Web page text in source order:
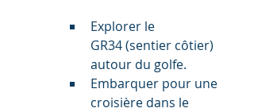
Explorer le
GR34 (sentier côtier)
autour du golfe.
Embarquer pour une
croisière dans le